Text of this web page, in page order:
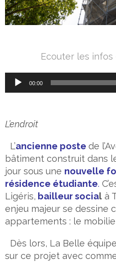
Ecouter les infos
Lecteur
audio
00:00
L’endroit
L’ancienne poste de
bâtiment construit dans
jour sous une nouvelle
résidence étudiante.
Ligéris, bailleur social à
enjeu majeur se dessine
appartements : le
Dès lors, La Belle
sur ce projet avec